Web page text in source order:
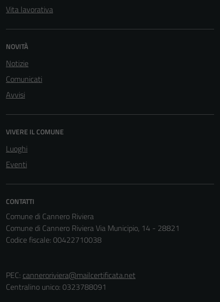
Vita lavorativa
NOVITÀ
Notizie
Comunicati
Avvisi
VIVERE IL COMUNE
Luoghi
Eventi
CONTATTI
Comune di Cannero Riviera
Comune di Cannero Riviera Via Municipio, 14 - 28821
Codice fiscale: 00422710038
PEC: canneroriviera@mailcertificata.net
Centralino unico: 0323788091
impostati da
Cookie policy